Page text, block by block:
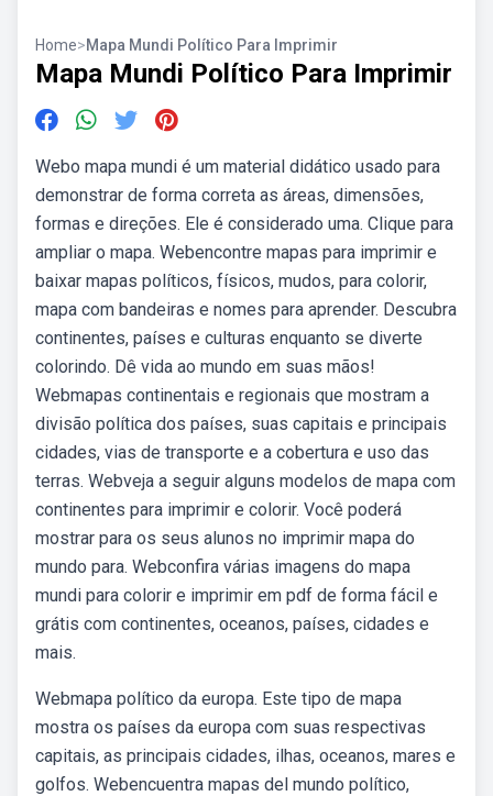
Home>Mapa Mundi Político Para Imprimir
Mapa Mundi Político Para Imprimir
Webo mapa mundi é um material didático usado para
demonstrar de forma correta as áreas, dimensões,
formas e direções. Ele é considerado uma. Clique para
ampliar o mapa. Webencontre mapas para imprimir e
baixar mapas políticos, físicos, mudos, para colorir,
mapa com bandeiras e nomes para aprender. Descubra
continentes, países e culturas enquanto se diverte
colorindo. Dê vida ao mundo em suas mãos!
Webmapas continentais e regionais que mostram a
divisão política dos países, suas capitais e principais
cidades, vias de transporte e a cobertura e uso das
terras. Webveja a seguir alguns modelos de mapa com
continentes para imprimir e colorir. Você poderá
mostrar para os seus alunos no imprimir mapa do
mundo para. Webconfira várias imagens do mapa
mundi para colorir e imprimir em pdf de forma fácil e
grátis com continentes, oceanos, países, cidades e
mais.
Webmapa político da europa. Este tipo de mapa
mostra os países da europa com suas respectivas
capitais, as principais cidades, ilhas, oceanos, mares e
golfos. Webencuentra mapas del mundo político,